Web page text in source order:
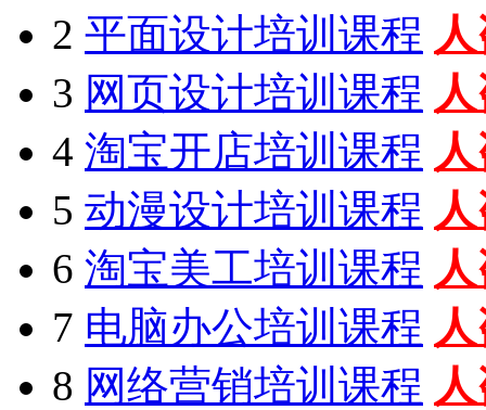
2 平面设计培训课程
3 网页设计培训课程
4 淘宝开店培训课程
5 动漫设计培训课程
6 淘宝美工培训课程
7 电脑办公培训课程
8 网络营销培训课程